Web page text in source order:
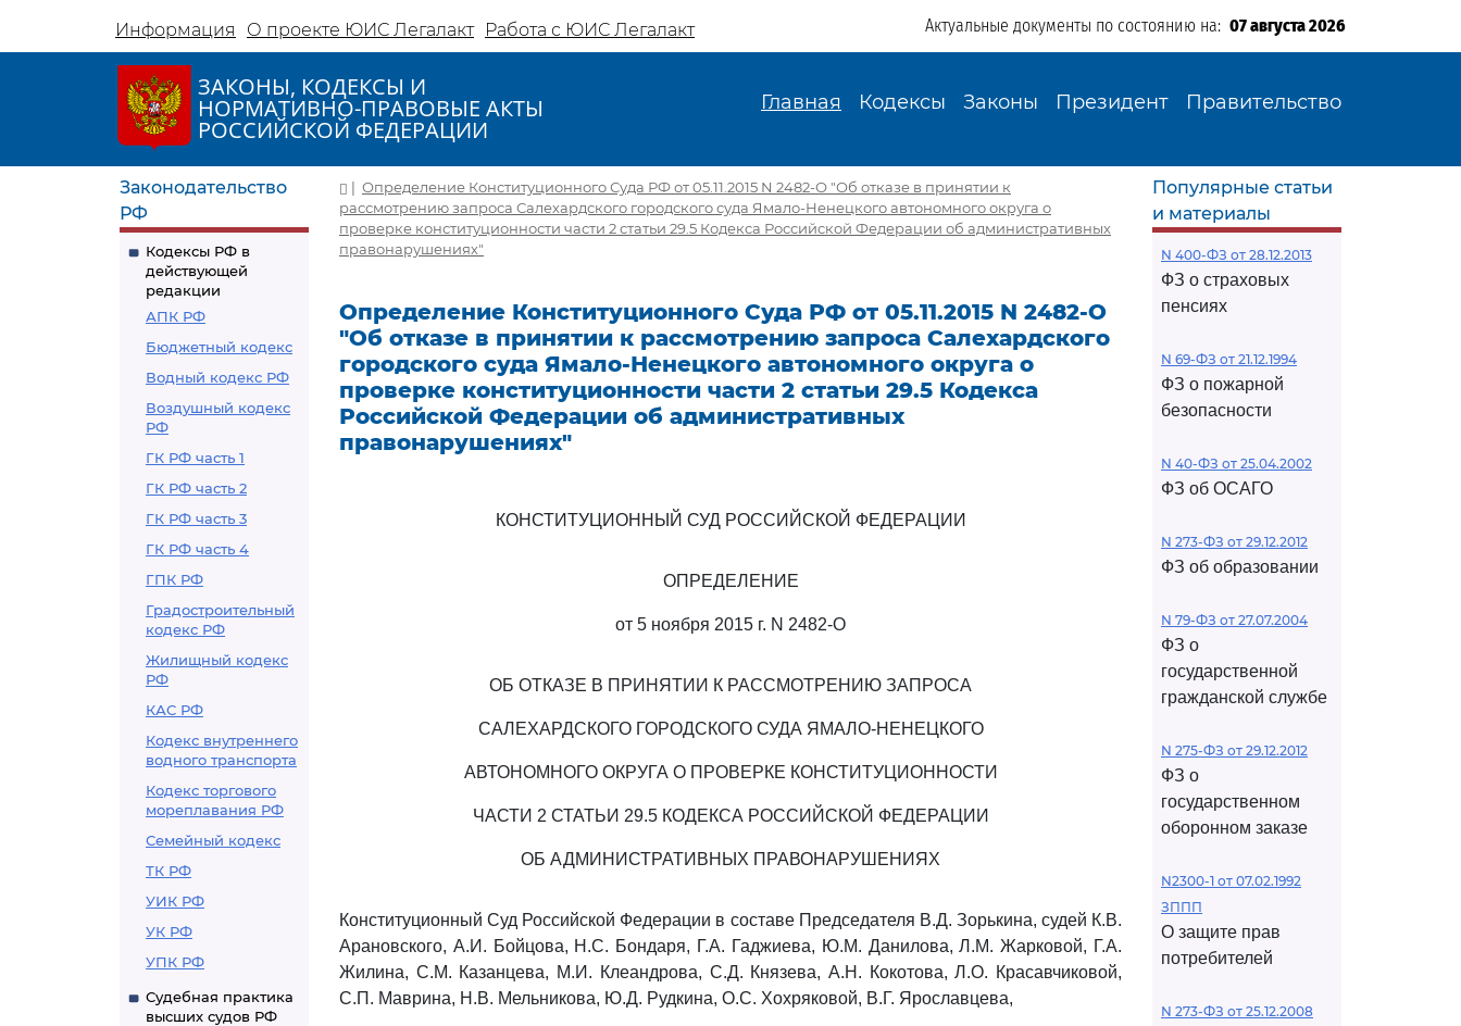
Информация О проекте ЮИС Легалакт Работа с ЮИС Легалакт Актуальные документы по состоянию на: 07 августа 2026
ЗАКОНЫ, КОДЕКСЫ И
НОРМАТИВНО-ПРАВОВЫЕ АКТЫ
РОССИЙСКОЙ ФЕДЕРАЦИИ
Главная Кодексы Законы Президент Правительство
Законодательство
РФ
Кодексы РФ в
действующей
редакции
АПК РФ
Бюджетный кодекс
Водный кодекс РФ
Воздушный кодекс
РФ
ГК РФ часть 1
ГК РФ часть 2
ГК РФ часть 3
ГК РФ часть 4
ГПК РФ
Градостроительный
кодекс РФ
Жилищный кодекс
РФ
КАС РФ
Кодекс внутреннего
водного транспорта
Кодекс торгового
мореплавания РФ
Семейный кодекс
ТК РФ
УИК РФ
УК РФ
УПК РФ
Судебная практика
высших судов РФ
| Определение Конституционного Суда РФ от 05.11.2015 N 2482-О "Об отказе в принятии к
рассмотрению запроса Салехардского городского суда Ямало-Ненецкого автономного округа о
проверке конституционности части 2 статьи 29.5 Кодекса Российской Федерации об административных
правонарушениях"
Определение Конституционного Суда РФ от 05.11.2015 N 2482-О
"Об отказе в принятии к рассмотрению запроса Салехардского
городского суда Ямало-Ненецкого автономного округа о
проверке конституционности части 2 статьи 29.5 Кодекса
Российской Федерации об административных
правонарушениях"
КОНСТИТУЦИОННЫЙ СУД РОССИЙСКОЙ ФЕДЕРАЦИИ
ОПРЕДЕЛЕНИЕ
от 5 ноября 2015 г. N 2482-О
ОБ ОТКАЗЕ В ПРИНЯТИИ К РАССМОТРЕНИЮ ЗАПРОСА
САЛЕХАРДСКОГО ГОРОДСКОГО СУДА ЯМАЛО-НЕНЕЦКОГО
АВТОНОМНОГО ОКРУГА О ПРОВЕРКЕ КОНСТИТУЦИОННОСТИ
ЧАСТИ 2 СТАТЬИ 29.5 КОДЕКСА РОССИЙСКОЙ ФЕДЕРАЦИИ
ОБ АДМИНИСТРАТИВНЫХ ПРАВОНАРУШЕНИЯХ
Конституционный Суд Российской Федерации в составе Председателя В.Д. Зорькина, судей К.В.
Арановского, А.И. Бойцова, Н.С. Бондаря, Г.А. Гаджиева, Ю.М. Данилова, Л.М. Жарковой, Г.А.
Жилина, С.М. Казанцева, М.И. Клеандрова, С.Д. Князева, А.Н. Кокотова, Л.О. Красавчиковой,
С.П. Маврина, Н.В. Мельникова, Ю.Д. Рудкина, О.С. Хохряковой, В.Г. Ярославцева,
Популярные статьи
и материалы
N 400-ФЗ от 28.12.2013
ФЗ о страховых
пенсиях
N 69-ФЗ от 21.12.1994
ФЗ о пожарной
безопасности
N 40-ФЗ от 25.04.2002
ФЗ об ОСАГО
N 273-ФЗ от 29.12.2012
ФЗ об образовании
N 79-ФЗ от 27.07.2004
ФЗ о
государственной
гражданской службе
N 275-ФЗ от 29.12.2012
ФЗ о
государственном
оборонном заказе
N2300-1 от 07.02.1992
ЗППП
О защите прав
потребителей
N 273-ФЗ от 25.12.2008